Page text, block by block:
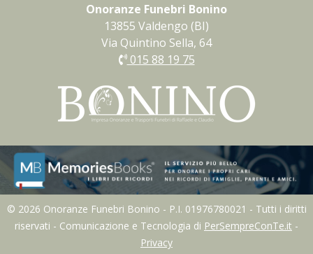
Onoranze Funebri Bonino
13855 Valdengo (BI)
Via Quintino Sella, 64
015 88 19 75
© 2026 Onoranze Funebri Bonino - P.I. 01976780021 - Tutti i diritti
riservati - Comunicazione e Tecnologia di PerSempreConTe.it -
Privacy